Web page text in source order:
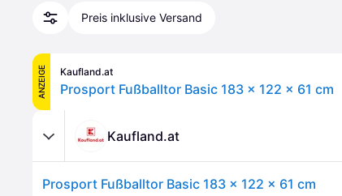
Preis inklusive Versand
ANZEIGE Kaufland.at
Prosport Fußballtor Basic 183 x 122 x 61 cm
Kaufland.at
Prosport Fußballtor Basic 183 x 122 x 61 cm